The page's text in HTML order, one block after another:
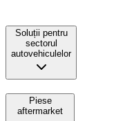
Soluții pentru
sectorul
autovehiculelor
Piese
aftermarket